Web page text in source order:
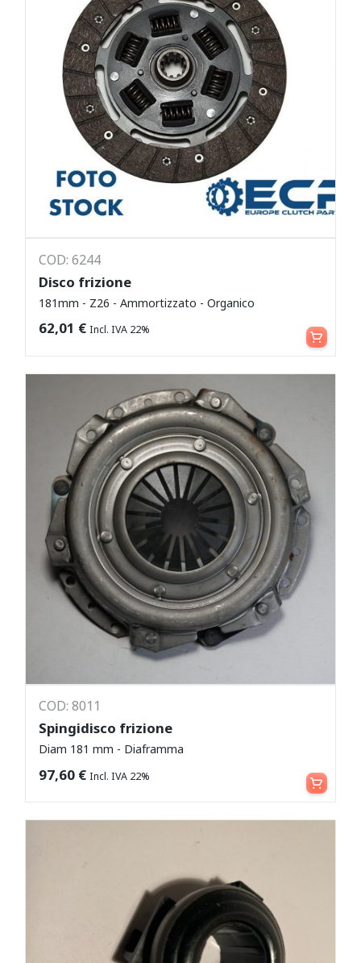
COD: 6244
Disco frizione
181mm - Z26 - Ammortizzato - Organico
62,01 € Incl. IVA 22% Leggi tutto
COD: 8011
Spingidisco frizione
Diam 181 mm - Diaframma
97,60 € Incl. IVA 22% Aggiungi al carrello